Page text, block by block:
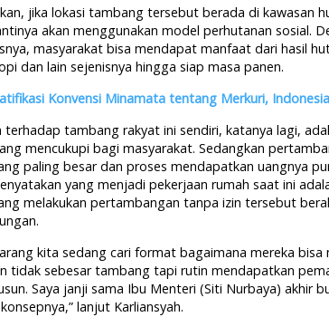
jika lokasi tambang tersebut berada di kawasan
akan menggunakan model perhutanan sosial.
masyarakat bisa mendapat manfaat dari hasil
dan lain sejenisnya hingga siap masa panen.
Konvensi Minamata tentang Merkuri,
terhadap tambang rakyat ini sendiri, katanya lagi,
mencukupi bagi masyarakat. Sedangkan
paling besar dan proses mendapatkan uangnya
yang menjadi pekerjaan rumah saat ini
melakukan pertambangan tanpa izin tersebut
kita sedang cari format bagaimana mereka
tidak sebesar tambang tapi rutin mendapatkan
Saya janji sama Ibu Menteri (Siti Nurbaya) akhir
lanjut Karliansyah.